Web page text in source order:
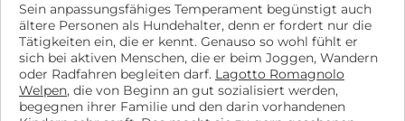
Sein anpassungsfähiges Temperament begünstigt auch
ältere Personen als Hundehalter, denn er fordert nur die
Tätigkeiten ein, die er kennt. Genauso so wohl fühlt er
sich bei aktiven Menschen, die er beim Joggen, Wandern
oder Radfahren begleiten darf. Lagotto Romagnolo
Welpen, die von Beginn an gut sozialisiert werden,
begegnen ihrer Familie und den darin vorhandenen